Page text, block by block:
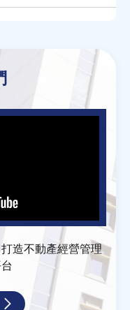
造不動產經營管理